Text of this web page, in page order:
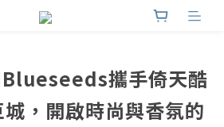
攜手倚天酷
，開啟時尚與香氛的